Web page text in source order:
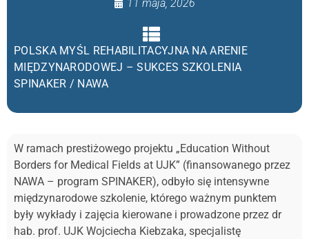
11 maja, 2026
POLSKA MYŚL REHABILITACYJNA NA ARENIE
MIĘDZYNARODOWEJ – SUKCES SZKOLENIA
SPINAKER / NAWA
W ramach prestiżowego projektu „Education Without
Borders for Medical Fields at UJK” (finansowanego przez
NAWA – program SPINAKER), odbyło się intensywne
międzynarodowe szkolenie, którego ważnym punktem
były wykłady i zajęcia kierowane i prowadzone przez dr
hab. prof. UJK Wojciecha Kiebzaka, specjalistę